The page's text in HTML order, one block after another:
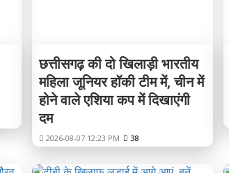
छत्तीसगढ़ की दो खिलाड़ी भारतीय
महिला जूनियर हॉकी टीम में, चीन में
होने वाले एशिया कप में दिखाएंगी
दम
2026-08-07 12:23 PM 38